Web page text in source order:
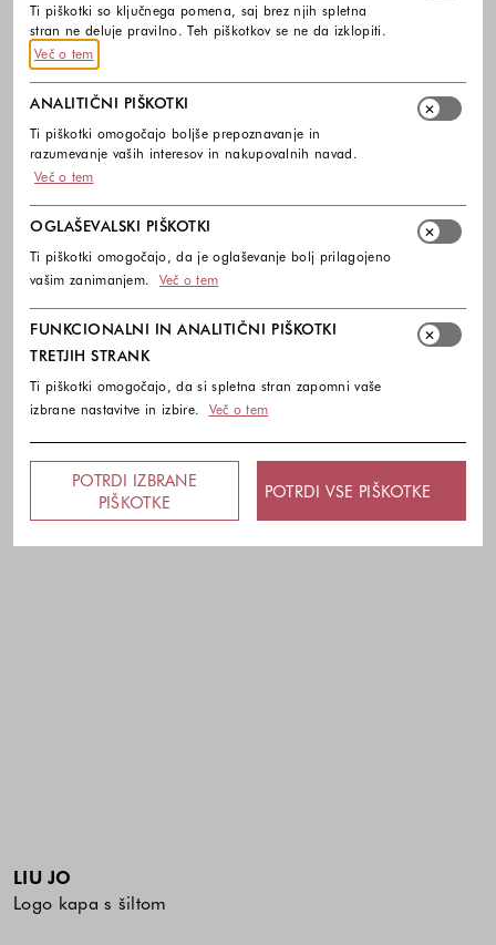
LIU JO
Logo kapa s šiltom
Ti piškotki so ključnega pomena, saj brez njih spletna
stran ne deluje pravilno. Teh piškotkov se ne da izklopiti.
Več o tem
ANALITIČNI PIŠKOTKI
Ti piškotki omogočajo boljše prepoznavanje in
razumevanje vaših interesov in nakupovalnih navad.
Več o tem
OGLAŠEVALSKI PIŠKOTKI
Ti piškotki omogočajo, da je oglaševanje bolj prilagojeno
vašim zanimanjem.
Več o tem
FUNKCIONALNI IN ANALITIČNI PIŠKOTKI
TRETJIH STRANK
Ti piškotki omogočajo, da si spletna stran zapomni vaše
izbrane nastavitve in izbire.
Več o tem
POTRDI IZBRANE
PIŠKOTKE
POTRDI VSE PIŠKOTKE